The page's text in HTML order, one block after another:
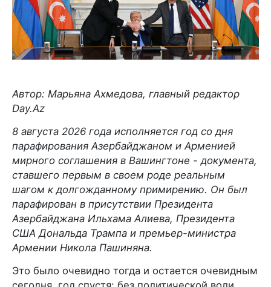
Автор: Марьяна Ахмедова, главный редактор
Day.Az
8 августа 2026 года исполняется год со дня
парафирования Азербайджаном и Арменией
мирного соглашения в Вашингтоне - документа,
ставшего первым в своем роде реальным
шагом к долгожданному примирению. Он был
парафирован в присутствии Президента
Азербайджана Ильхама Алиева, Президента
США Дональда Трампа и премьер-министра
Армении Никола Пашиняна.
Это было очевидно тогда и остается очевидным